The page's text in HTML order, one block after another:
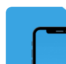
https://t.me/